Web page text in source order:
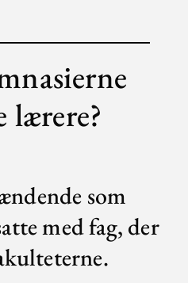
lærere?
som
med fag, der